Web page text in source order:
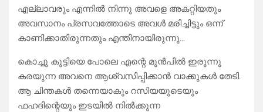
എല്ലാവരും എന്നിൽ നിന്നു അവളെ അകറ്റിയതും
അവസാനം പ്രസവത്തോടെ അവൾ മരിച്ചിട്ടും ഒന്ന്
കാണിക്കാതിരുന്നതും എന്തിനായിരുന്നു…
കൊച്ചു കുട്ടിയെ പോലെ എന്റെ മുൻപിൽ ഇരുന്നു
കരയുന്ന അവനെ ആശ്വസിപ്പിക്കാൻ വാക്കുകൾ തേടി.
ആ ചിന്തകൾ തന്നെയാകും റസിയയുടെയും
ഫഹദിന്റെയും ഇടയിൽ നിൽക്കുന്ന